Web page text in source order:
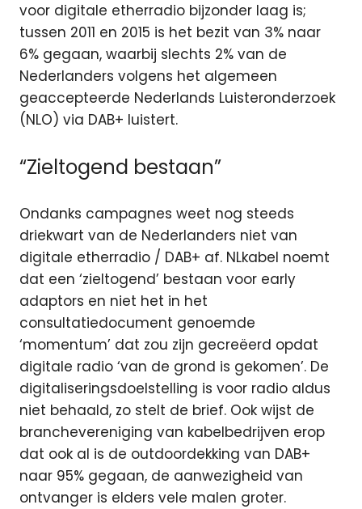
voor digitale etherradio bijzonder laag is;
tussen 2011 en 2015 is het bezit van 3% naar
6% gegaan, waarbij slechts 2% van de
Nederlanders volgens het algemeen
geaccepteerde Nederlands Luisteronderzoek
(NLO) via DAB+ luistert.
“Zieltogend bestaan”
Ondanks campagnes weet nog steeds
driekwart van de Nederlanders niet van
digitale etherradio / DAB+ af. NLkabel noemt
dat een ‘zieltogend’ bestaan voor early
adaptors en niet het in het
consultatiedocument genoemde
‘momentum’ dat zou zijn gecreëerd opdat
digitale radio ‘van de grond is gekomen’. De
digitaliseringsdoelstelling is voor radio aldus
niet behaald, zo stelt de brief. Ook wijst de
branchevereniging van kabelbedrijven erop
dat ook al is de outdoordekking van DAB+
naar 95% gegaan, de aanwezigheid van
ontvanger is elders vele malen groter.